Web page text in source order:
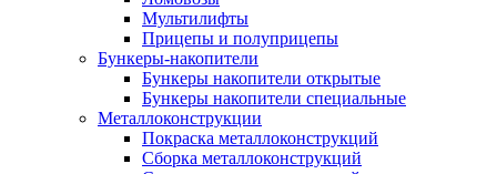
Мультилифты
Прицепы и полуприцепы
Бункеры-накопители
Бункеры накопители открытые
Бункеры накопители специальные
Металлоконструкции
Покраска металлоконструкций
Сборка металлоконструкций